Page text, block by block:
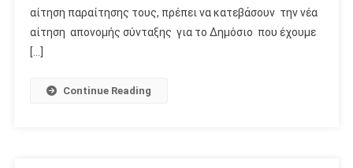
αίτηση παραίτησης τους, πρέπει να κατεβάσουν την νέα
αίτηση απονομής σύνταξης για το Δημόσιο που έχουμε
[…]
Continue Reading